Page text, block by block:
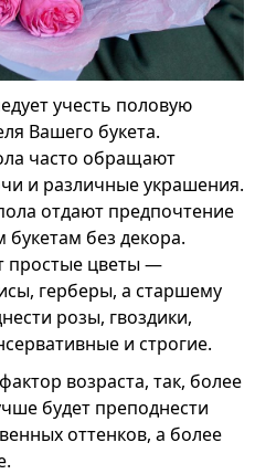
учесть половую
Вашего букета.
часто обращают
и различные украшения.
отдают предпочтение
без декора.
простые цветы —
герберы, а старшему
розы, гвоздики,
и строгие.
возраста, так, более
будет преподнести
оттенков, а более